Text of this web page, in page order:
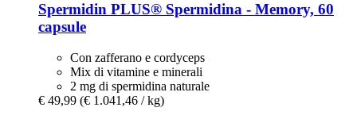
Spermidin PLUS® Spermidina -​ Memory, 60
capsule
Con zafferano e cordyceps
Mix di vitamine e minerali
2 mg di spermidina naturale
€ 49,99 (€ 1.041,46 / kg)